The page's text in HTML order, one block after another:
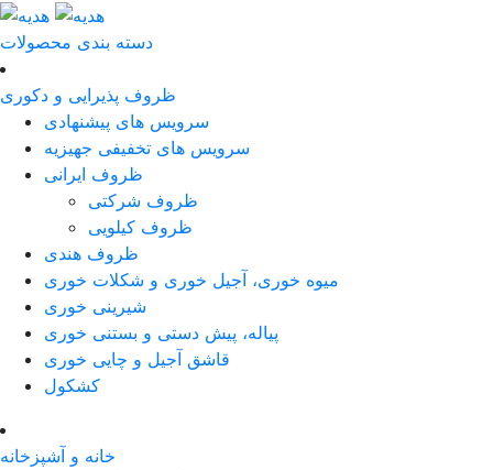
دسته بندی محصولات
ظروف پذیرایی و دکوری
سرویس های پیشنهادی
سرویس های تخفیفی جهیزیه
ظروف ایرانی
ظروف شرکتی
ظروف کیلویی
ظروف هندی
میوه خوری، آجیل خوری و شکلات خوری
شیرینی خوری
پیاله، پیش دستی و بستنی خوری
قاشق آجیل و چایی خوری
کشکول
خانه و آشپزخانه